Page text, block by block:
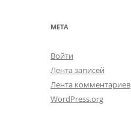
МЕТА
Войти
Лента записей
Лента комментариев
WordPress.org